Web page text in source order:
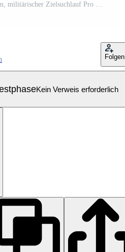
Schiffsradar, Sonarbildschirm, militärischer Zielsuchlauf Pro Vektor
Folgen
Kein Verweis erforderlich